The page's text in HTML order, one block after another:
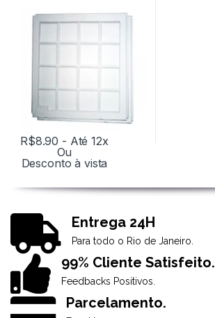
R$8.90 - Até 12x
Ou
Desconto à vista
Entrega 24H
Para todo o Rio de Janeiro.
99% Cliente Satisfeito.
Feedbacks Positivos.
Parcelamento.